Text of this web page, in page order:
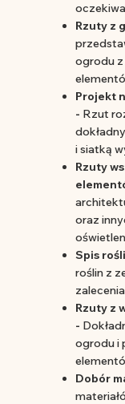
Rzuty z
ogrodu
Projekt
- Rzut
i siatką
Rzuty
oraz
Spis
roślin z
Rzuty z
-
ogrodu i
Dobór